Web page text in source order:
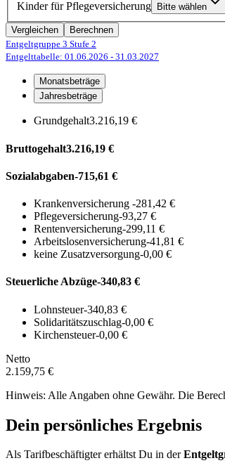
Kinder für Pflegeversicherung
Bitte wählen
Vergleichen
Berechnen
Entgeltgruppe 3 Stufe 2
Entgelttabelle: 01.06.2026 - 31.03.2027
Monatsbeträge
Jahresbeträge
Grundgehalt3.216,19 €
Bruttogehalt3.216,19 €
Sozialabgaben-715,61 €
Krankenversicherung -281,42 €
Pflegeversicherung-93,27 €
Rentenversicherung-299,11 €
Arbeitslosenversicherung-41,81 €
keine Zusatzversorgung-0,00 €
Steuerliche Abzüge-340,83 €
Lohnsteuer-340,83 €
Solidaritätszuschlag-0,00 €
Kirchensteuer-0,00 €
Netto
2.159,75 €
Hinweis: Alle Angaben ohne Gewähr. Die
Dein persönliches Ergebnis
Als Tarifbeschäftigter erhältst Du in der